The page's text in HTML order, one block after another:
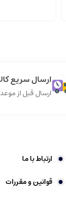
ارسال سریع
ارسال قبل از موعد
ارتباط با ما
قوانین و مقررات